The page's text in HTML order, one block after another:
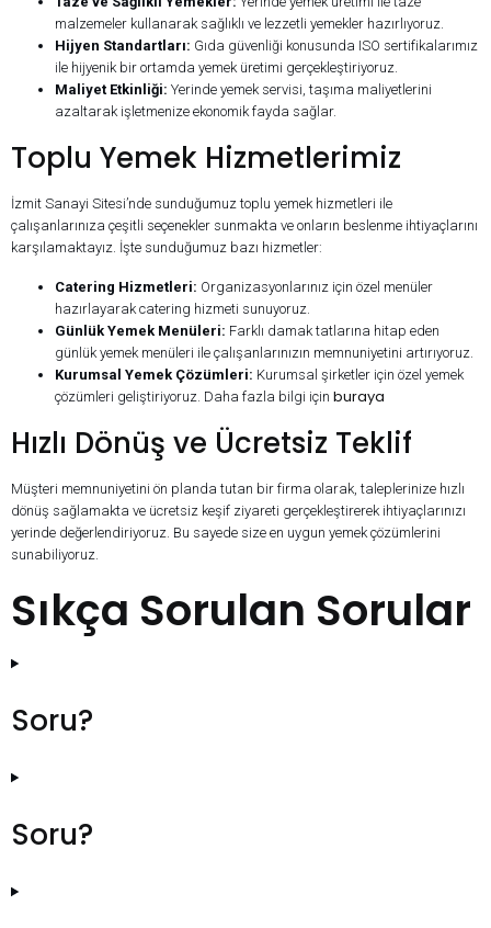
malzemeler kullanarak sağlıklı ve lezzetli yemekler hazırlıyoruz.
Hijyen Standartları: Gıda güvenliği konusunda ISO sertifikalarımız
ile hijyenik bir ortamda yemek üretimi gerçekleştiriyoruz.
Maliyet Etkinliği: Yerinde yemek servisi, taşıma maliyetlerini
azaltarak işletmenize ekonomik fayda sağlar.
Toplu Yemek Hizmetlerimiz
İzmit Sanayi Sitesi’nde sunduğumuz toplu yemek hizmetleri ile
çalışanlarınıza çeşitli seçenekler sunmakta ve onların beslenme ihtiyaçlarını
karşılamaktayız. İşte sunduğumuz bazı hizmetler:
Catering Hizmetleri: Organizasyonlarınız için özel menüler
hazırlayarak catering hizmeti sunuyoruz.
Günlük Yemek Menüleri: Farklı damak tatlarına hitap eden
günlük yemek menüleri ile çalışanlarınızın memnuniyetini artırıyoruz.
Kurumsal Yemek Çözümleri: Kurumsal şirketler için özel yemek
çözümleri geliştiriyoruz. Daha fazla bilgi için buraya
Hızlı Dönüş ve Ücretsiz Teklif
Müşteri memnuniyetini ön planda tutan bir firma olarak, taleplerinize hızlı
dönüş sağlamakta ve ücretsiz keşif ziyareti gerçekleştirerek ihtiyaçlarınızı
yerinde değerlendiriyoruz. Bu sayede size en uygun yemek çözümlerini
sunabiliyoruz.
Sıkça Sorulan Sorular
Soru?
Soru?